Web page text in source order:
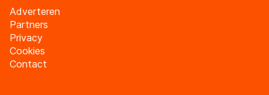
Adverteren
Partners
Privacy
Cookies
Contact